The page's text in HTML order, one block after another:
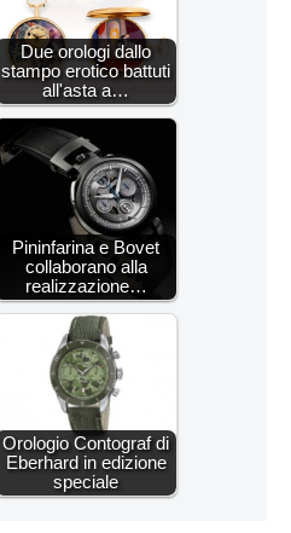
Due orologi dallo
stampo erotico battuti
all'asta a…
Pininfarina e Bovet
collaborano alla
realizzazione…
Orologio Contograf di
Eberhard in edizione
speciale